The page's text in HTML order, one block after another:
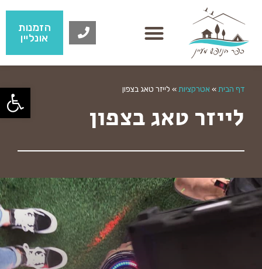
הזמנות
אונליין
דף הבית » אטרקציות » לייזר טאג בצפון
לייזר טאג בצפון